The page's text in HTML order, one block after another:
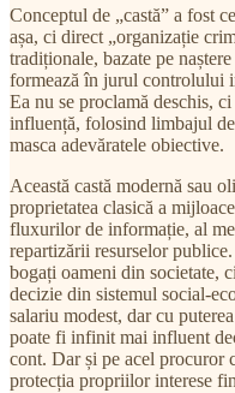
Conceptul de „castă” a fost
așa, ci direct „organizație
tradiționale, bazate pe
formează în jurul controlului
Ea nu se proclamă deschis,
influență, folosind limbajul
masca adevăratele obiective.
Această castă modernă sau
proprietatea clasică a
fluxurilor de informație, al
repartizării resurselor
bogați oameni din societate,
decizie din sistemul social-
salariu modest, dar cu
poate fi infinit mai influent
cont. Dar și pe acel procuror
protecția propriilor interese